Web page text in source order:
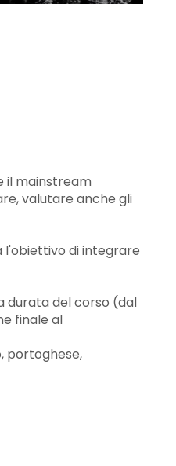
il mainstream
valutare anche gli
l'obiettivo di integrare
durata del corso (dal
finale al
portoghese,